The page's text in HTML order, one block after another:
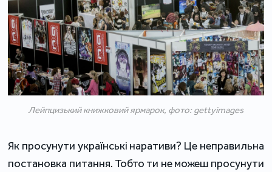
Лейпцизький книжковий ярмарок, фото: gettyimages
Як просунути українські наративи? Це неправильна
постановка питання. Тобто ти не можеш просунути